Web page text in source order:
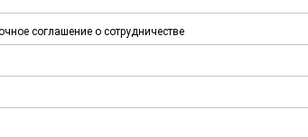
соглашение о сотрудничестве